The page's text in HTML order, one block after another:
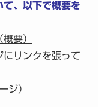
て、以下で概要を
要）
にリンクを張って
ジ）